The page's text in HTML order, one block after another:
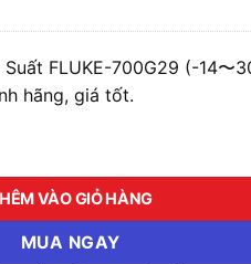
FLUKE-700G29 (-14〜
hãng, giá tốt.
FLUKE-700G29 (-14〜3000
VÀO GIỎ HÀNG
MUA NGAY